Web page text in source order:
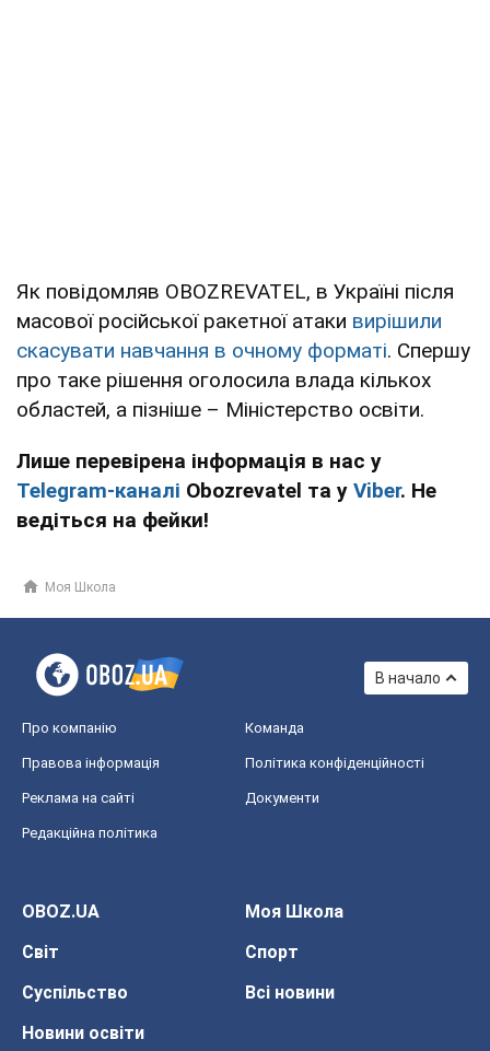
Як повідомляв OBOZREVATEL, в Україні після
масової російської ракетної атаки вирішили
скасувати навчання в очному форматі. Спершу
про таке рішення оголосила влада кількох
областей, а пізніше – Міністерство освіти.
Лише перевірена інформація в нас у
Telegram-каналі Obozrevatel та у Viber. Не
ведіться на фейки!
Моя Школа
В начало
Про компанію Команда
Правова інформація Політика конфіденційності
Реклама на сайті Документи
Редакційна політика
OBOZ.UA
Моя Школа
Світ
Спорт
Суспільство
Всі новини
Новини освіти